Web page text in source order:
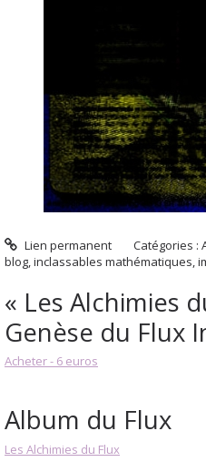
Lien permanent Catégories :
blog,inclassables mathématiques,
« Les Alchimies
Genèse du Flux
Acheter - 6 euros
Album du Flux
Les Alchimies du Flux